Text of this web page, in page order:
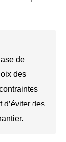
de
des
d’éviter des